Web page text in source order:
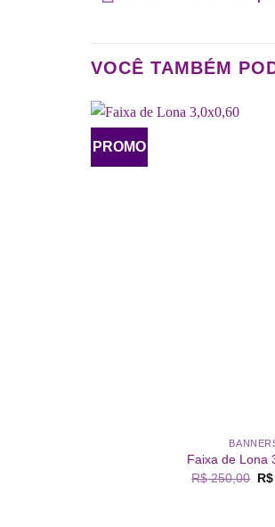
VOCÊ TAMBÉM
PROMO
Faixa de Lona
R$250,00 O
R$